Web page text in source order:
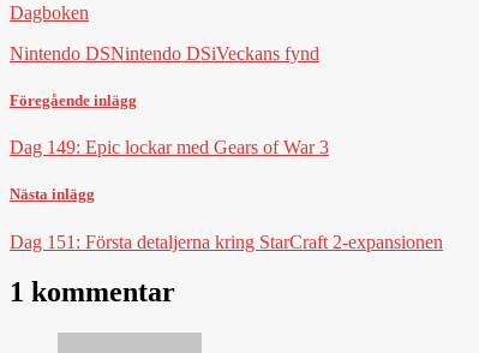
Dagboken
Nintendo DSNintendo DSiVeckans fynd
Föregående inlägg
Dag 149: Epic lockar med Gears of War 3
Nästa inlägg
Dag 151: Första detaljerna kring StarCraft 2-expansionen
1 kommentar